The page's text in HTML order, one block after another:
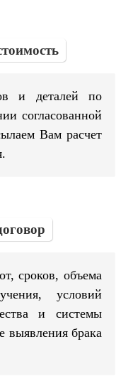
и деталей по
согласованной
Вам расчет
сроков, объема
условий
и системы
выявления брака